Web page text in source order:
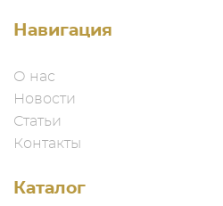
Навигация
О нас
Новости
Статьи
Контакты
Каталог